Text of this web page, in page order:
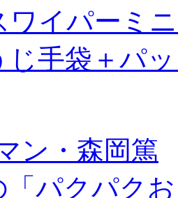
ワイパーミ
じ手袋＋パ